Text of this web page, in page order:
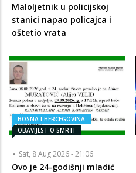
Maloljetnik u policijskoj
stanici napao policajca i
oštetio vrata
BOSNA I HERCEGOVINA
OBAVIJEST O SMRTI
Sat, 8 Aug 2026 - 21:06
Ovo je 24-godišnji mladić